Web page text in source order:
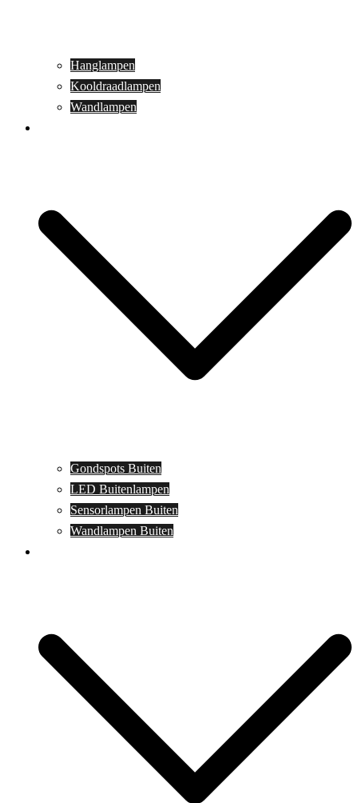
Hanglampen
Kooldraadlampen
Wandlampen
Gondspots Buiten
LED Buitenlampen
Sensorlampen Buiten
Wandlampen Buiten